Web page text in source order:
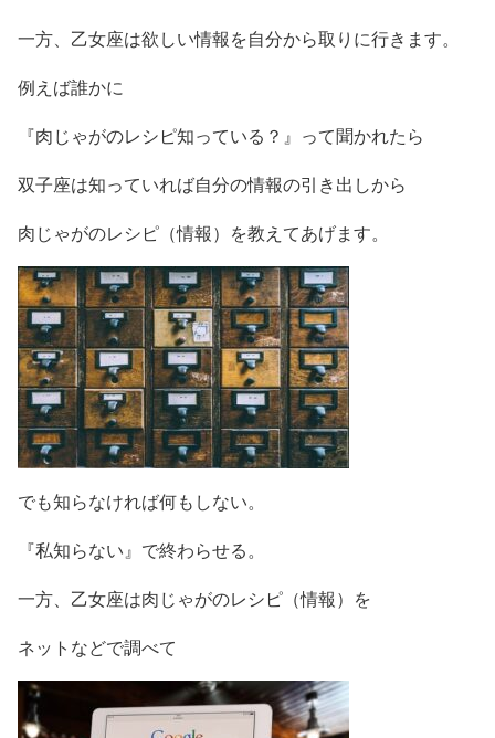
一方、乙女座は欲しい情報を自分から取りに行きます。
例えば誰かに
『肉じゃがのレシピ知っている？』って聞かれたら
双子座は知っていれば自分の情報の引き出しから
肉じゃがのレシピ（情報）を教えてあげます。
でも知らなければ何もしない。
『私知らない』で終わらせる。
一方、乙女座は肉じゃがのレシピ（情報）を
ネットなどで調べて